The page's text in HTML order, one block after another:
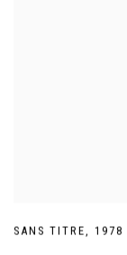
SANS TITRE , 1978